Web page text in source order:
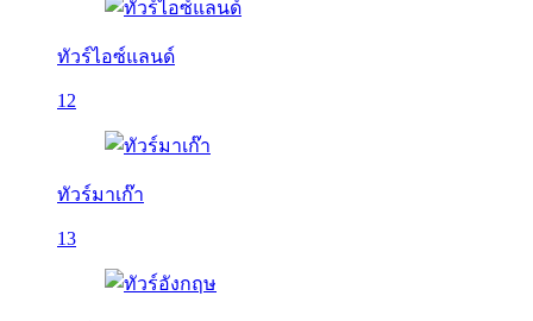
ทัวร์ไอซ์แลนด์
12
ทัวร์มาเก๊า
13